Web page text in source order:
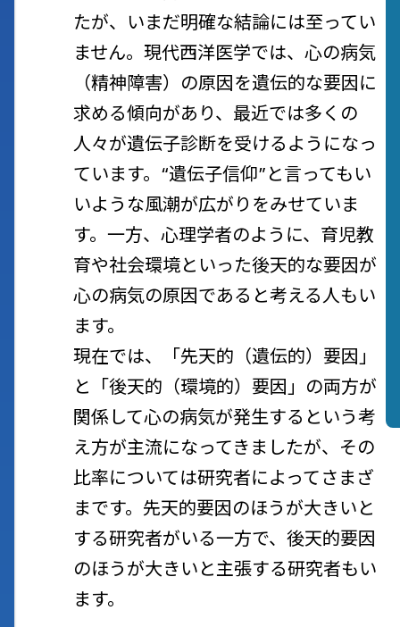
たが、いまだ明確な結論には至ってい
ません。現代西洋医学では、心の病気
（精神障害）の原因を遺伝的な要因に
求める傾向があり、最近では多くの
人々が遺伝子診断を受けるようになっ
ています。“遺伝子信仰”と言ってもい
いような風潮が広がりをみせていま
す。一方、心理学者のように、育児教
育や社会環境といった後天的な要因が
心の病気の原因であると考える人もい
ます。
現在では、「先天的（遺伝的）要因」
と「後天的（環境的）要因」の両方が
関係して心の病気が発生するという考
え方が主流になってきましたが、その
比率については研究者によってさまざ
まです。先天的要因のほうが大きいと
する研究者がいる一方で、後天的要因
のほうが大きいと主張する研究者もい
ます。